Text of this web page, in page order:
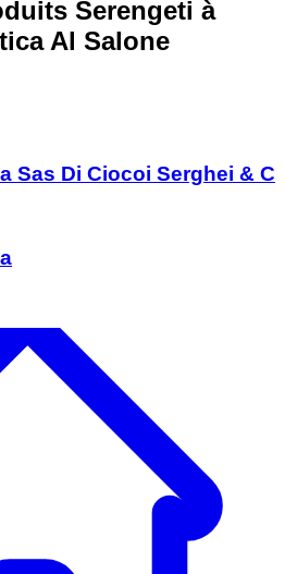
Serengeti à
Al Salone
Sas Di Ciocoi Serghei & C